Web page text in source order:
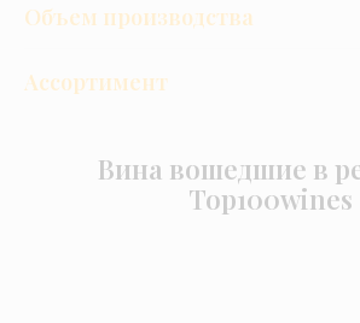
Объем производства
Ассортимент
Вина вошедшие в
Top100wines